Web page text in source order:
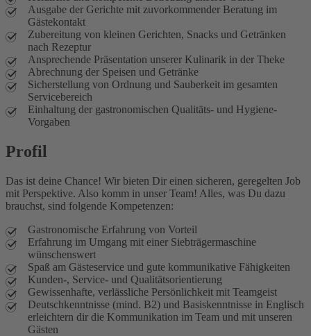
Ausgabe der Gerichte mit zuvorkommender Beratung im
Gästekontakt
Zubereitung von kleinen Gerichten, Snacks und Getränken
nach Rezeptur
Ansprechende Präsentation unserer Kulinarik in der Theke
Abrechnung der Speisen und Getränke
Sicherstellung von Ordnung und Sauberkeit im gesamten
Servicebereich
Einhaltung der gastronomischen Qualitäts- und Hygiene-
Vorgaben
Profil
Das ist deine Chance! Wir bieten Dir einen sicheren, geregelten Job
mit Perspektive. Also komm in unser Team! Alles, was Du dazu
brauchst, sind folgende Kompetenzen:
Gastronomische Erfahrung von Vorteil
Erfahrung im Umgang mit einer Siebträgermaschine
wünschenswert
Spaß am Gästeservice und gute kommunikative Fähigkeiten
Kunden-, Service- und Qualitätsorientierung
Gewissenhafte, verlässliche Persönlichkeit mit Teamgeist
Deutschkenntnisse (mind. B2) und Basiskenntnisse in Englisch
erleichtern dir die Kommunikation im Team und mit unseren
Gästen